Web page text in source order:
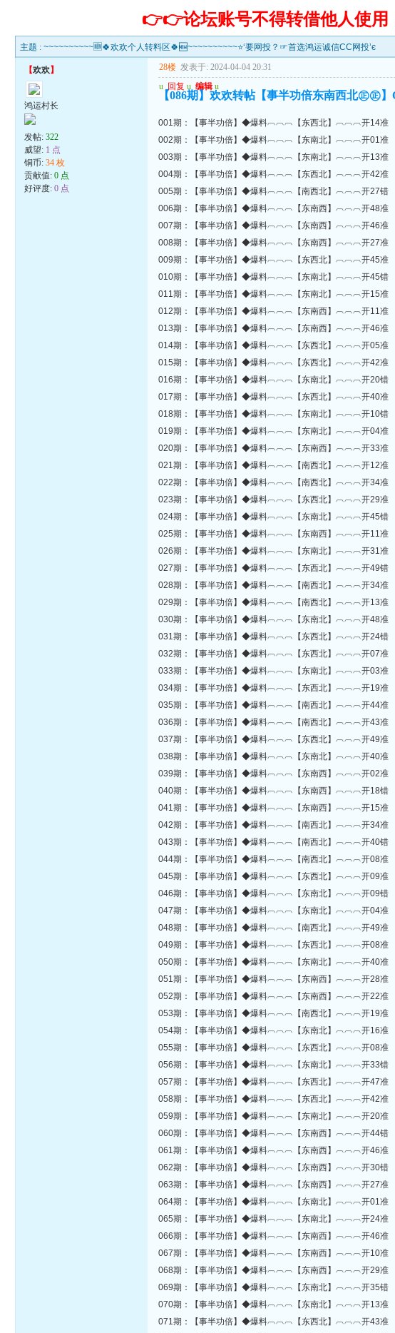
👉👉论坛账号不得转借他人使用
主题 :~~~~~~~~~~🆕🍀欢欢个人转料区🍀🆕~~~~~~~~~~⭐‘要网投？☞首选鸿运诚信CC网投’є
【欢欢】
鸿运村长
发帖:322
威望: 1 点
铜币:34 枚
贡献值:0 点
好评度:0 点
28楼 发表于: 2024-04-04 20:31
u 回复 u 编辑 u
【086期】欢欢转帖【事半功倍东南西北㊣㊣
001期：【事半功倍】◆爆料︹︹︹【东西北】︹︹︹开14准
002期：【事半功倍】◆爆料︹︹︹【东南北】︹︹︹开01准
003期：【事半功倍】◆爆料︹︹︹【东南北】︹︹︹开13准
004期：【事半功倍】◆爆料︹︹︹【东西北】︹︹︹开42准
005期：【事半功倍】◆爆料︹︹︹【南西北】︹︹︹开27错
006期：【事半功倍】◆爆料︹︹︹【东南西】︹︹︹开48准
007期：【事半功倍】◆爆料︹︹︹【东南西】︹︹︹开46准
008期：【事半功倍】◆爆料︹︹︹【东南西】︹︹︹开27准
009期：【事半功倍】◆爆料︹︹︹【东西北】︹︹︹开45准
010期：【事半功倍】◆爆料︹︹︹【东南北】︹︹︹开45错
011期：【事半功倍】◆爆料︹︹︹【东南北】︹︹︹开15准
012期：【事半功倍】◆爆料︹︹︹【东南西】︹︹︹开11准
013期：【事半功倍】◆爆料︹︹︹【东南西】︹︹︹开46准
014期：【事半功倍】◆爆料︹︹︹【东西北】︹︹︹开05准
015期：【事半功倍】◆爆料︹︹︹【东西北】︹︹︹开42准
016期：【事半功倍】◆爆料︹︹︹【东南北】︹︹︹开20错
017期：【事半功倍】◆爆料︹︹︹【东西北】︹︹︹开40准
018期：【事半功倍】◆爆料︹︹︹【东南北】︹︹︹开10错
019期：【事半功倍】◆爆料︹︹︹【东南北】︹︹︹开04准
020期：【事半功倍】◆爆料︹︹︹【东南西】︹︹︹开33准
021期：【事半功倍】◆爆料︹︹︹【南西北】︹︹︹开12准
022期：【事半功倍】◆爆料︹︹︹【南西北】︹︹︹开34准
023期：【事半功倍】◆爆料︹︹︹【东西北】︹︹︹开29准
024期：【事半功倍】◆爆料︹︹︹【东南北】︹︹︹开45错
025期：【事半功倍】◆爆料︹︹︹【东南西】︹︹︹开11准
026期：【事半功倍】◆爆料︹︹︹【东南北】︹︹︹开31准
027期：【事半功倍】◆爆料︹︹︹【东西北】︹︹︹开49错
028期：【事半功倍】◆爆料︹︹︹【南西北】︹︹︹开34准
029期：【事半功倍】◆爆料︹︹︹【南西北】︹︹︹开13准
030期：【事半功倍】◆爆料︹︹︹【东南北】︹︹︹开48准
031期：【事半功倍】◆爆料︹︹︹【东西北】︹︹︹开24错
032期：【事半功倍】◆爆料︹︹︹【东西北】︹︹︹开07准
033期：【事半功倍】◆爆料︹︹︹【东南北】︹︹︹开03准
034期：【事半功倍】◆爆料︹︹︹【东西北】︹︹︹开19准
035期：【事半功倍】◆爆料︹︹︹【南西北】︹︹︹开44准
036期：【事半功倍】◆爆料︹︹︹【南西北】︹︹︹开43准
037期：【事半功倍】◆爆料︹︹︹【东西北】︹︹︹开49准
038期：【事半功倍】◆爆料︹︹︹【东南北】︹︹︹开40准
039期：【事半功倍】◆爆料︹︹︹【东南西】︹︹︹开02准
040期：【事半功倍】◆爆料︹︹︹【东南西】︹︹︹开18错
041期：【事半功倍】◆爆料︹︹︹【东南西】︹︹︹开15准
042期：【事半功倍】◆爆料︹︹︹【南西北】︹︹︹开34准
043期：【事半功倍】◆爆料︹︹︹【南西北】︹︹︹开40错
044期：【事半功倍】◆爆料︹︹︹【南西北】︹︹︹开08准
045期：【事半功倍】◆爆料︹︹︹【东西北】︹︹︹开09准
046期：【事半功倍】◆爆料︹︹︹【东南北】︹︹︹开09错
047期：【事半功倍】◆爆料︹︹︹【东南北】︹︹︹开04准
048期：【事半功倍】◆爆料︹︹︹【南西北】︹︹︹开49准
049期：【事半功倍】◆爆料︹︹︹【东西北】︹︹︹开08准
050期：【事半功倍】◆爆料︹︹︹【东南北】︹︹︹开40准
051期：【事半功倍】◆爆料︹︹︹【东南西】︹︹︹开28准
052期：【事半功倍】◆爆料︹︹︹【东南西】︹︹︹开22准
053期：【事半功倍】◆爆料︹︹︹【南西北】︹︹︹开19准
054期：【事半功倍】◆爆料︹︹︹【东南北】︹︹︹开16准
055期：【事半功倍】◆爆料︹︹︹【东西北】︹︹︹开08准
056期：【事半功倍】◆爆料︹︹︹【东南北】︹︹︹开33错
057期：【事半功倍】◆爆料︹︹︹【东西北】︹︹︹开47准
058期：【事半功倍】◆爆料︹︹︹【东西北】︹︹︹开42准
059期：【事半功倍】◆爆料︹︹︹【东南北】︹︹︹开20准
060期：【事半功倍】◆爆料︹︹︹【东南西】︹︹︹开44错
061期：【事半功倍】◆爆料︹︹︹【东南西】︹︹︹开46准
062期：【事半功倍】◆爆料︹︹︹【东南西】︹︹︹开30错
063期：【事半功倍】◆爆料︹︹︹【东南西】︹︹︹开27准
064期：【事半功倍】◆爆料︹︹︹【东南北】︹︹︹开01准
065期：【事半功倍】◆爆料︹︹︹【东南北】︹︹︹开24准
066期：【事半功倍】◆爆料︹︹︹【东南西】︹︹︹开46准
067期：【事半功倍】◆爆料︹︹︹【东南西】︹︹︹开10准
068期：【事半功倍】◆爆料︹︹︹【东南西】︹︹︹开29准
069期：【事半功倍】◆爆料︹︹︹【东南北】︹︹︹开35错
070期：【事半功倍】◆爆料︹︹︹【东南北】︹︹︹开13准
071期：【事半功倍】◆爆料︹︹︹【东西北】︹︹︹开43准